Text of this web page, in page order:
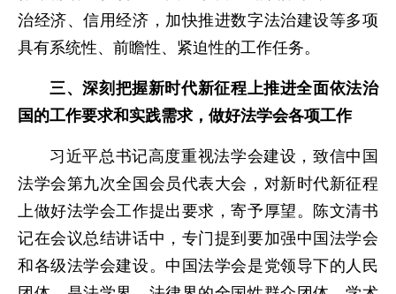
治经济、信用经济，加快推进数字法治建设等多项
具有系统性、前瞻性、紧迫性的工作任务。
三、深刻把握新时代新征程上推进全面依法治
国的工作要求和实践需求，做好法学会各项工作
习近平总书记高度重视法学会建设，致信中国
法学会第九次全国会员代表大会，对新时代新征程
上做好法学会工作提出要求，寄予厚望。陈文清书
记在会议总结讲话中，专门提到要加强中国法学会
和各级法学会建设。中国法学会是党领导下的人民